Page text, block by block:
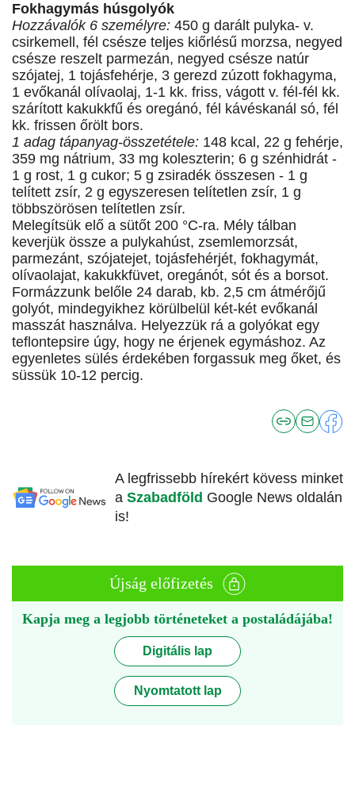
Fokhagymás húsgolyók
Hozzávalók 6 személyre: 450 g darált pulyka- v.
csirkemell, fél csésze teljes kiőrlésű morzsa, negyed
csésze reszelt parmezán, negyed csésze natúr
szójatej, 1 tojásfehérje, 3 gerezd zúzott fokhagyma,
1 evőkanál olívaolaj, 1-1 kk. friss, vágott v. fél-fél kk.
szárított kakukkfű és oregánó, fél kávéskanál só, fél
kk. frissen őrölt bors.
1 adag tápanyag-összetétele: 148 kcal, 22 g fehérje,
359 mg nátrium, 33 mg koleszterin; 6 g szénhidrát -
1 g rost, 1 g cukor; 5 g zsiradék összesen - 1 g
telített zsír, 2 g egyszeresen telítetlen zsír, 1 g
többszörösen telítetlen zsír.
Melegítsük elő a sütőt 200 °C-ra. Mély tálban
keverjük össze a pulykahúst, zsemlemorzsát,
parmezánt, szójatejet, tojásfehérjét, fokhagymát,
olívaolajat, kakukkfüvet, oregánót, sót és a borsot.
Formázzunk belőle 24 darab, kb. 2,5 cm átmérőjű
golyót, mindegyikhez körülbelül két-két evőkanál
masszát használva. Helyezzük rá a golyókat egy
teflontepsire úgy, hogy ne érjenek egymáshoz. Az
egyenletes sülés érdekében forgassuk meg őket, és
süssük 10-12 percig.
A legfrissebb hírekért kövess minket
a Szabadföld Google News oldalán
is!
Újság előfizetés
Kapja meg a legjobb történeteket a postaládájába!
Digitális lap
Nyomtatott lap